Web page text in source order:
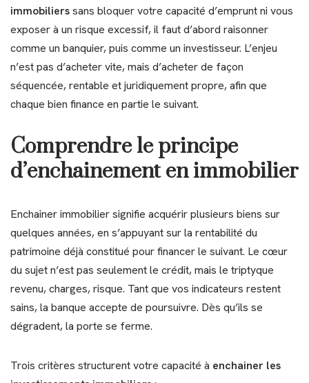
immobilierssans bloquer votre capacité d’emprunt ni vous
exposer à un risque excessif, il faut d’abord raisonner
comme un banquier, puis comme un investisseur. L’enjeu
n’est pas d’acheter vite, mais d’acheter de façon
séquencée, rentable et juridiquement propre, afin que
chaque bien finance en partie le suivant.
Comprendre le principe
d’enchainement en immobilier
Enchainer immobilier signifie acquérir plusieurs biens sur
quelques années, en s’appuyant sur la rentabilité du
patrimoine déjà constitué pour financer le suivant. Le cœur
du sujet n’est pas seulement le crédit, mais le triptyque
revenu, charges, risque. Tant que vos indicateurs restent
sains, la banque accepte de poursuivre. Dès qu’ils se
dégradent, la porte se ferme.
Trois critères structurent votre capacité à enchainer les